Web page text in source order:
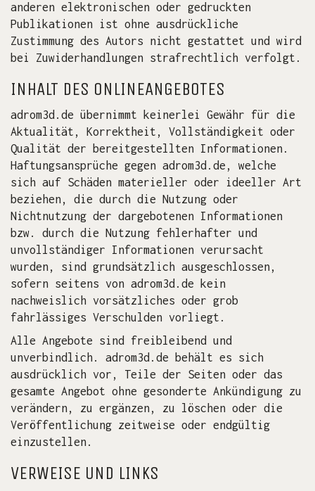
anderen elektronischen oder gedruckten
Publikationen ist ohne ausdrückliche
Zustimmung des Autors nicht gestattet und wird
bei Zuwiderhandlungen strafrechtlich verfolgt.
INHALT DES ONLINEANGEBOTES
adrom3d.de übernimmt keinerlei Gewähr für die
Aktualität, Korrektheit, Vollständigkeit oder
Qualität der bereitgestellten Informationen.
Haftungsansprüche gegen adrom3d.de, welche
sich auf Schäden materieller oder ideeller Art
beziehen, die durch die Nutzung oder
Nichtnutzung der dargebotenen Informationen
bzw. durch die Nutzung fehlerhafter und
unvollständiger Informationen verursacht
wurden, sind grundsätzlich ausgeschlossen,
sofern seitens von adrom3d.de kein
nachweislich vorsätzliches oder grob
fahrlässiges Verschulden vorliegt.
Alle Angebote sind freibleibend und
unverbindlich. adrom3d.de behält es sich
ausdrücklich vor, Teile der Seiten oder das
gesamte Angebot ohne gesonderte Ankündigung zu
verändern, zu ergänzen, zu löschen oder die
Veröffentlichung zeitweise oder endgültig
einzustellen.
VERWEISE UND LINKS